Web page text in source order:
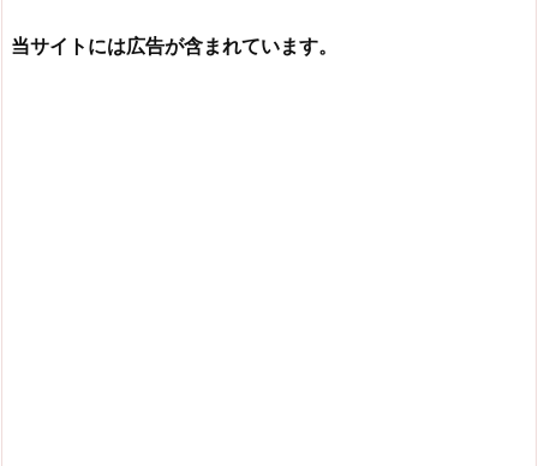
当サイトには広告が含まれています。